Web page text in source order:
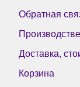
Обратная
Доставка,
Корзина